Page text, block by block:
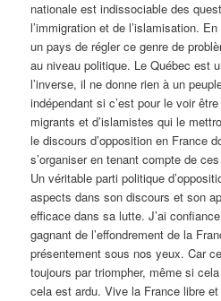
nationale est indissociable des
l’immigration et de l’islamisation.
un pays de régler ce genre de
au niveau politique. Le Québec est
l’inverse, il ne donne rien à un
indépendant si c’est pour le voir
migrants et d’islamistes qui le
le discours d’opposition en France
s’organiser en tenant compte de
Un véritable parti politique
aspects dans son discours et son
efficace dans sa lutte. J’ai
gagnant de l’effondrement de la
présentement sous nos yeux. Car
toujours par triompher, même si
cela est ardu. Vive la France libre